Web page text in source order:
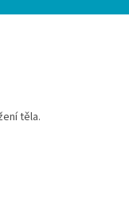
těla.